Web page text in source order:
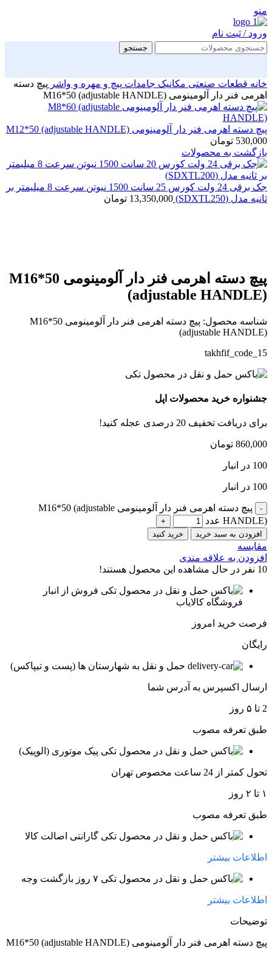
منو
ورود / ثبت نام
جستجو
خانه قطعات صنعتی مکانیک جامدات پیچ و مهره و واشر پیچ دسته
اهرمی فنر دار آلومینومی M16*50 (adjustable HANDLE)
پیچ دسته اهرمی فنر دار آلومینومی M12*50 (adjustable HANDLE)
530,000 تومان
بازگشت به محصولات
جک برقی 24 ولت کورس 25 سانت 1500 نیوتن سرعت 8 میلیمتر بر
ثانیه مدل (SDXTL250)
13,350,000 تومان
پیچ دسته اهرمی فنر دار آلومینومی M16*50
(adjustable HANDLE)
شناسه محصول:
پیچ دسته اهرمی فنر دار آلومینومی M16*50
(adjustable HANDLE)
takhfif_code_15
جشنواره خرید محصولات اپل
برای دریافت تخفیف 20 درصدی عجله کنید!
860,000 تومان
100 در انبار
100 در انبار
پیچ دسته اهرمی فنر دار آلومینومی M16*50 (adjustable
HANDLE) عدد
افزودن به سبد خرید خرید کنید
مقایسه
افزودن به علاقه مندی
10 نفر در حال مشاهده این محصول هستند!
فروش از انبار
فروشگاه کالایاب
فرصت خرید امروز
رایگان
حمل و نقل به شهارستان ها (پست و تیپاکس)
ارسال اکسپرس به آدرس شما
2 تا ۵ روز
طبق تعرفه مصوب
پیک موتوری (الوپیک)
تحول کمتر از 24 ساعت مخصوص تهران
۱ تا ۲ روز
طبق تعرفه مصوب
گارانتی اصالت کالا
اطلاعات بیشتر
۷ روز بازگشت وجه
اطلاعات بیشتر
توضیحات
پیچ دسته اهرمی فنر دار آلومینومی M16*50 (adjustable HANDLE)